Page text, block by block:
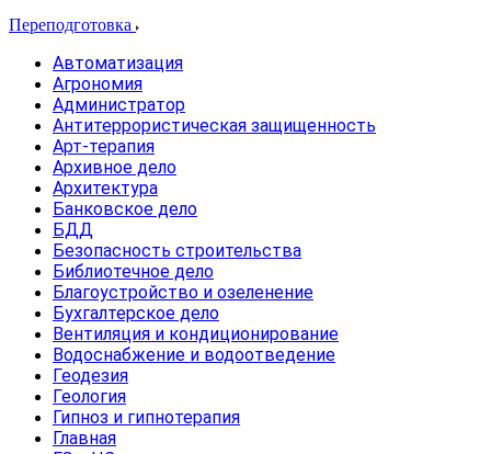
Переподготовка
Автоматизация
Агрономия
Администратор
Антитеррористическая защищенность
Арт-терапия
Архивное дело
Архитектура
Банковское дело
БДД
Безопасность строительства
Библиотечное дело
Благоустройство и озеленение
Бухгалтерское дело
Вентиляция и кондиционирование
Водоснабжение и водоотведение
Геодезия
Геология
Гипноз и гипнотерапия
Главная